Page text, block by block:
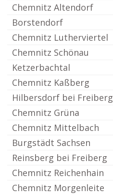
Chemnitz Altendorf
Borstendorf
Chemnitz Lutherviertel
Chemnitz Schönau
Ketzerbachtal
Chemnitz Kaßberg
Hilbersdorf bei Freiberg
Chemnitz Grüna
Chemnitz Mittelbach
Burgstädt Sachsen
Reinsberg bei Freiberg
Chemnitz Reichenhain
Chemnitz Morgenleite